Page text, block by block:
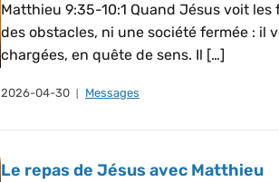
Matthieu 9:35-10:1 Quand Jésus voit les
des obstacles, ni une société fermée : il
chargées, en quête de sens. Il […]
2026-04-30 Messages
Le repas de Jésus avec Matthieu